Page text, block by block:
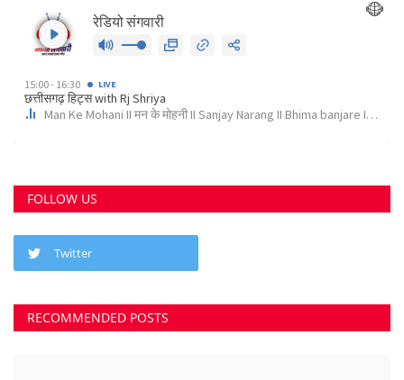
FOLLOW US
Twitter
RECOMMENDED POSTS
कोर्ट के निर्देश पर दुर्ग के इस पेट्रोल पंप के खिलाफ अपराध...